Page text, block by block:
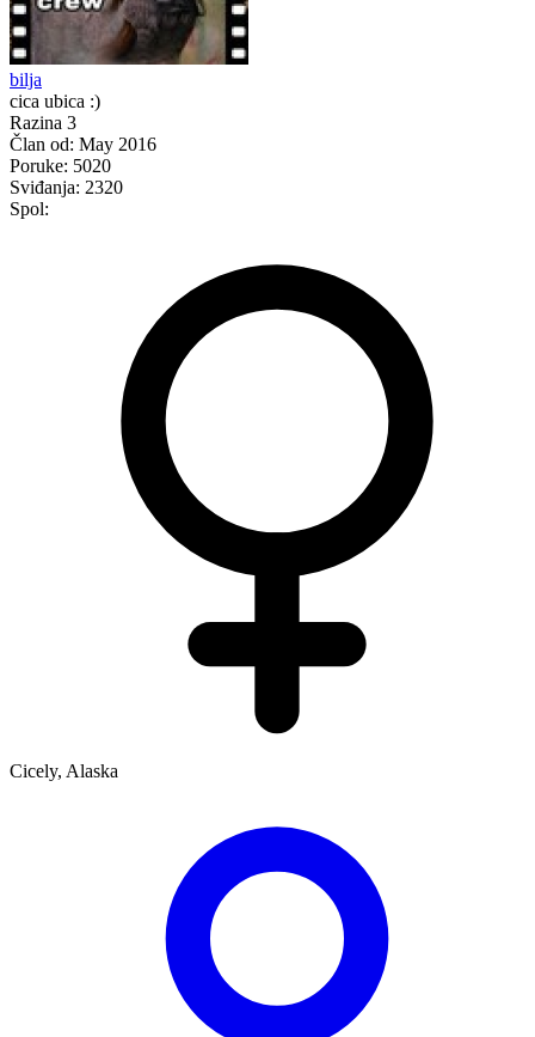
bilja
cica ubica :)
Razina 3
Član od: May 2016
Poruke: 5020
Sviđanja: 2320
Spol:
Cicely, Alaska